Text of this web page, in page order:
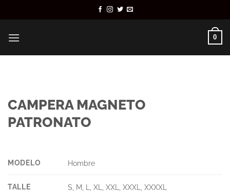
al
0
CAMPERA MAGNETO
PATRONATO
MODELO Hombre
TALLE S, M, L, XL, XXL, XXXL, XXXXL